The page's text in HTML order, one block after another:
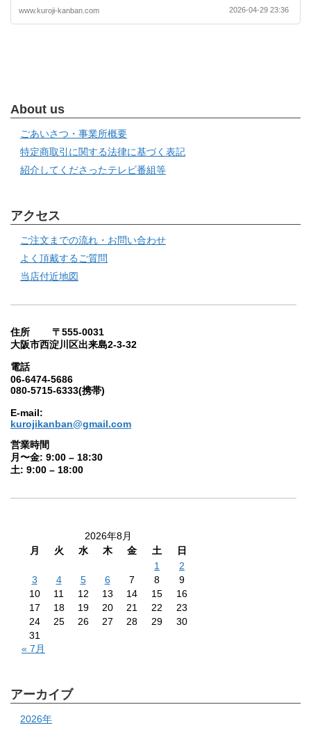
www.kuroji-kanban.com 2026-04-29 23:36
About us
ごあいさつ・事業所概要
特定商取引に関する法律に基づく表記
紹介してくださったテレビ番組等
アクセス
ご注文までの流れ・お問い合わせ
よく頂戴するご質問
当店付近地図
住所 〒555-0031
大阪市西淀川区出来島2-3-32
電話
06-6474-5686
080-5715-6333(携帯)
E-mail:
kurojikanban@gmail.com
営業時間
月〜金: 9:00 – 18:30
土: 9:00 – 18:00
2026年8月
月
火 水 木 金 土
日
1
2
3
4 5 6 7 8
9
10
11 12 13 14 15
16
17
18 19 20 21 22
23
24
25 26 27 28 29
30
31
« 7月
アーカイブ
2026年